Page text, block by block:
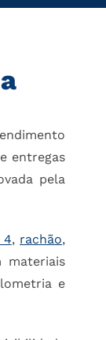
entregas
pela
4, rachão,
materiais
e